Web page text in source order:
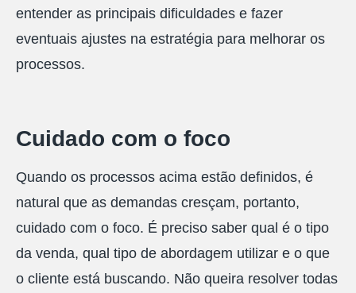
entender as principais dificuldades e fazer
eventuais ajustes na estratégia para melhorar os
processos.
Cuidado com o foco
Quando os processos acima estão definidos, é
natural que as demandas cresçam, portanto,
cuidado com o foco. É preciso saber qual é o tipo
da venda, qual tipo de abordagem utilizar e o que
o cliente está buscando. Não queira resolver todas